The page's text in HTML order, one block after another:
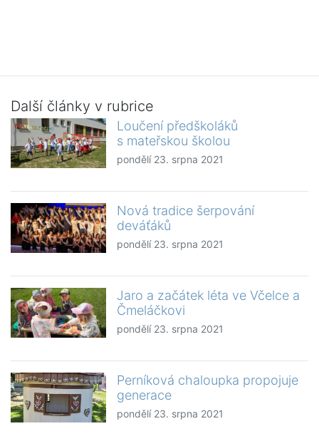
Další články v rubrice
Loučení předškoláků
s mateřskou školou
pondělí 23. srpna 2021
Nová tradice šerpování
deváťáků
pondělí 23. srpna 2021
Jaro a začátek léta ve Včelce a
Čmeláčkovi
pondělí 23. srpna 2021
Perníková chaloupka propojuje
generace
pondělí 23. srpna 2021